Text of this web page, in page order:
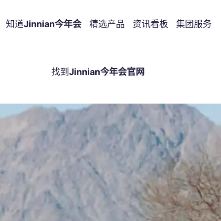
知道Jinnian今年会 精选产品 资讯看板 集团服务
找到Jinnian今年会官网